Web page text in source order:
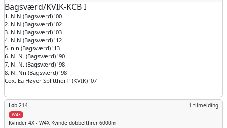
Bagsværd/KVIK-KCB I
1. N N (Bagsværd) '00
2. N N (Bagsværd) '02
3. N N (Bagsværd) '03
4. N N (Bagsværd) '12
5. n n (Bagsværd) '13
6. N. N. (Bagsværd) '90
7. N. N. (Bagsværd) '98
8. N. Nn (Bagsværd) '98
Cox. Ea Høyer Splitthorff (KVIK) '07
Løb 214 1 tilmelding
W4X
Kvinder 4X - W4X Kvinde dobbeltfirer 6000m